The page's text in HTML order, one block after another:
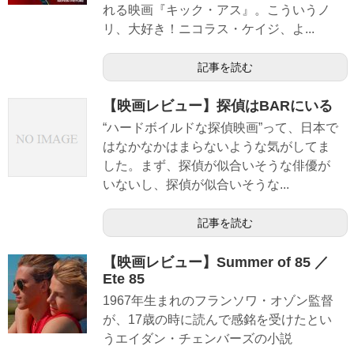
れる映画『キック・アス』。こういうノ
リ、大好き！ニコラス・ケイジ、よ...
記事を読む
【映画レビュー】探偵はBARにいる
“ハードボイルドな探偵映画”って、日本で
はなかなかはまらないような気がしてま
した。まず、探偵が似合いそうな俳優が
いないし、探偵が似合いそうな...
記事を読む
【映画レビュー】Summer of 85 ／
Ete 85
1967年生まれのフランソワ・オゾン監督
が、17歳の時に読んで感銘を受けたとい
うエイダン・チェンバーズの小説